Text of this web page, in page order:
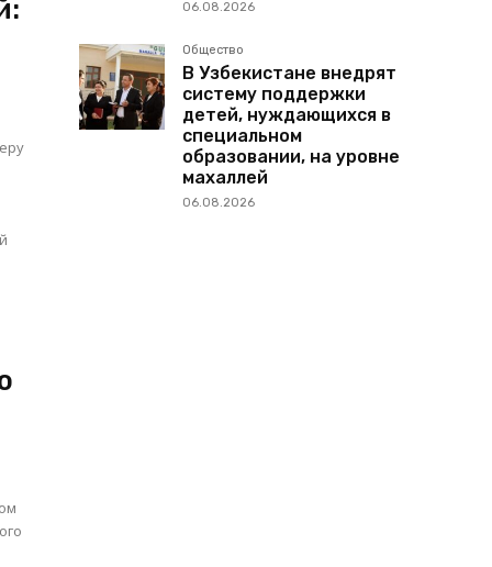
06.08.2026
Общество
В Узбекистане внедрят
систему поддержки
детей, нуждающихся в
специальном
образовании, на уровне
махаллей
06.08.2026